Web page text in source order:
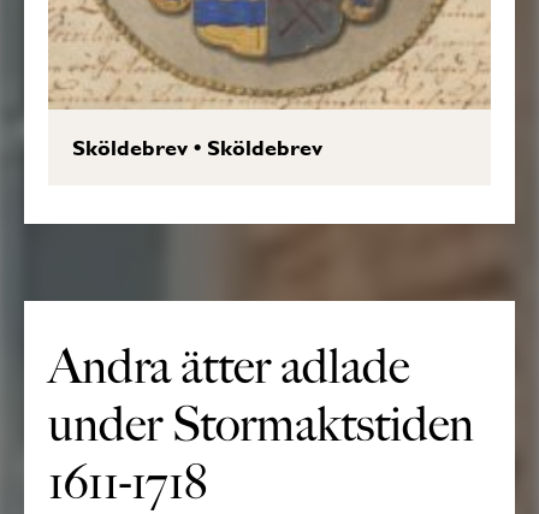
Sköldebrev•Sköldebrev
Andra ätter adlade
under Stormaktstiden
1611-1718